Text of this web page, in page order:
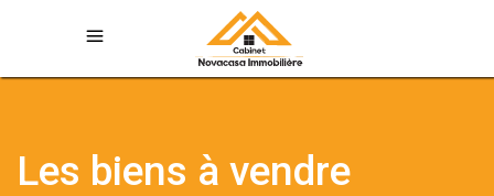
Les biens à vendre